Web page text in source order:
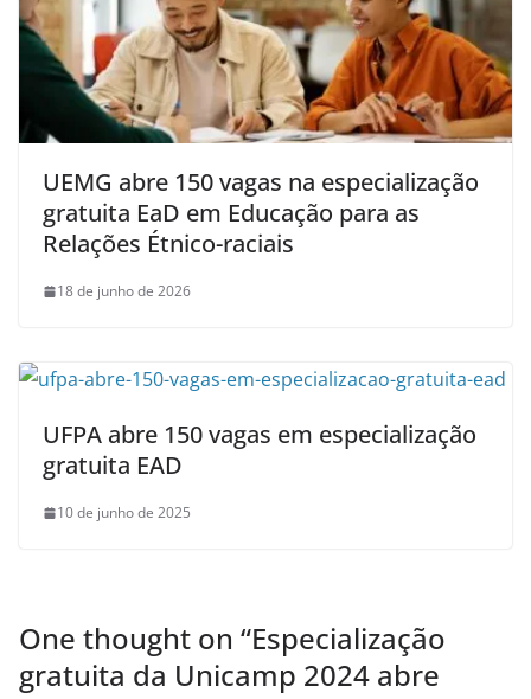
UEMG abre 150 vagas na especialização
gratuita EaD em Educação para as
Relações Étnico-raciais
18 de junho de 2026
UFPA abre 150 vagas em especialização
gratuita EAD
10 de junho de 2025
One thought on “Especialização
gratuita da Unicamp 2024 abre